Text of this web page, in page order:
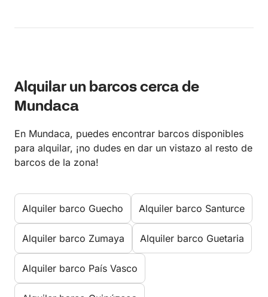
Alquilar un barcos cerca de
Mundaca
En Mundaca, puedes encontrar barcos disponibles
para alquilar, ¡no dudes en dar un vistazo al resto de
barcos de la zona!
Alquiler barco Guecho Alquiler barco Santurce
Alquiler barco Zumaya Alquiler barco Guetaria
Alquiler barco País Vasco